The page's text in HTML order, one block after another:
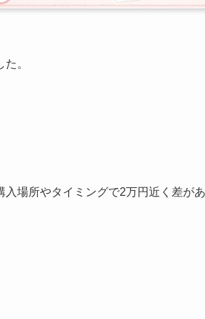
。
場所やタイミングで2万円近く差が